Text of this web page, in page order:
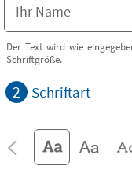
Der Text wird wie
Schriftgröße.
2 Schriftart